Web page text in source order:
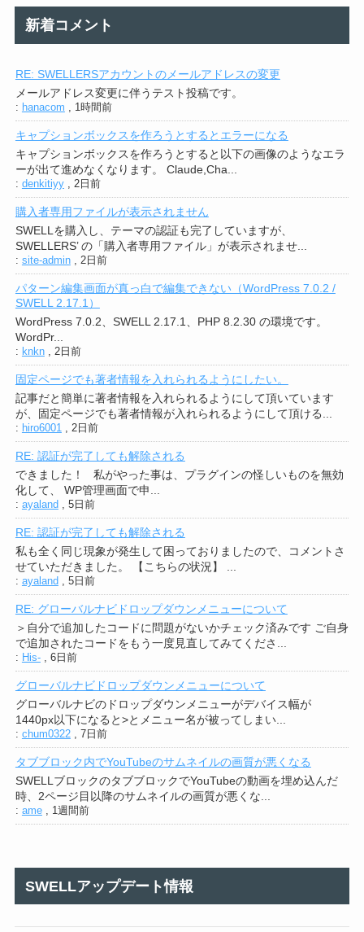
新着コメント
RE: SWELLERSアカウントのメールアドレスの変更
メールアドレス変更に伴うテスト投稿です。
: hanacom , 1時間前
キャプションボックスを作ろうとするとエラーになる
キャプションボックスを作ろうとすると以下の画像のようなエラ
ーが出て進めなくなります。 Claude,Cha...
: denkitiyy, 2日前
購入者専用ファイルが表示されません
SWELLを購入し、テーマの認証も完了していますが、
SWELLERS’ の「購入者専用ファイル」が表示されませ...
: site-admin, 2日前
パターン編集画面が真っ白で編集できない（WordPress 7.0.2 /
SWELL 2.17.1）
WordPress 7.0.2、SWELL 2.17.1、PHP 8.2.30 の環境です。
WordPr...
: knkn, 2日前
固定ページでも著者情報を入れられるようにしたい。
記事だと簡単に著者情報を入れられるようにして頂いています
が、固定ページでも著者情報が入れられるようにして頂ける...
: hiro6001, 2日前
RE: 認証が完了しても解除される
できました！ 私がやった事は、プラグインの怪しいものを無効
化して、 WP管理画面で申...
: ayaland , 5日前
RE: 認証が完了しても解除される
私も全く同じ現象が発生して困っておりましたので、コメントさ
せていただきました。 【こちらの状況】 ...
: ayaland , 5日前
RE: グローバルナビドロップダウンメニューについて
＞自分で追加したコードに問題がないかチェック済みです ご自身
で追加されたコードをもう一度見直してみてくださ...
: His-, 6日前
グローバルナビドロップダウンメニューについて
グローバルナビのドロップダウンメニューがデバイス幅が
1440px以下になると>とメニュー名が被ってしまい...
: chum0322, 7日前
タブブロック内でYouTubeのサムネイルの画質が悪くなる
SWELLブロックのタブブロックでYouTubeの動画を埋め込んだ
時、2ページ目以降のサムネイルの画質が悪くな...
: ame, 1週間前
SWELLアップデート情報